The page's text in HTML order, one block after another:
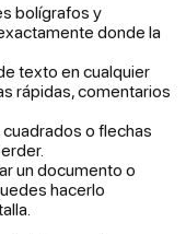
bolígrafos y
donde la
texto en cualquier
rápidas, comentarios
o flechas
un documento o
hacerlo